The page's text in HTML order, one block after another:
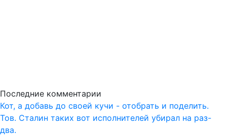
Последние комментарии
Кот, а добавь до своей кучи - отобрать и поделить.
Тов. Сталин таких вот исполнителей убирал на раз-
два.